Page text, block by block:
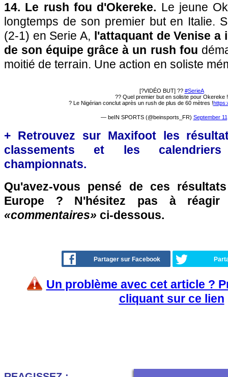
14. Le rush fou d'Okereke. Le jeune
longtemps de son premier but en Italie.
(2-1) en Serie A, l'attaquant de Venise
de son équipe grâce à un rush fou
moitié de terrain. Une action en soliste
[?VIDÉO BUT] ?? #SerieA
?? Quel premier but en soliste pour Okereke !
? Le Nigérian conclut après un rush de plus de 60 mètres !
— beIN SPORTS (@beinsports_FR) September
+ Retrouvez sur Maxifoot les
classements et les
championnats.
Qu'avez-vous pensé de ces
Europe ? N'hésitez pas à réagir
«commentaires» ci-dessous.
Partager sur Facebook
Un problème avec cet article ?
cliquant sur ce lien